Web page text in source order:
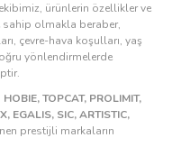
ürünlerin özellikler ve
sahip olmakla beraber,
çevre-hava koşulları, yaş
yönlendirmelerde
HOBIE, TOPCAT, PROLIMIT,
EGALIS, SIC, ARTISTIC,
prestijli markaların